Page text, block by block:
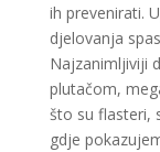
ih prevenirati.
djelovanja
Najzanimljiviji
plutačom,
što su flasteri,
gdje